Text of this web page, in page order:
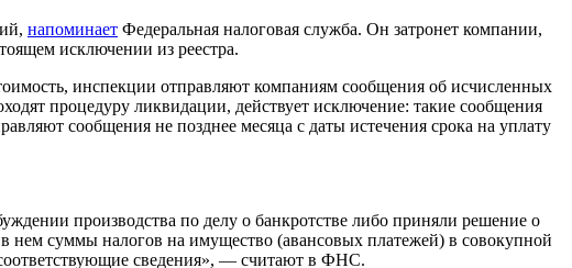
напоминает Федеральная налоговая служба. Он затронет компании,
исключении из реестра.
инспекции отправляют компаниям сообщения об исчисленных
процедуру ликвидации, действует исключение: такие сообщения
сообщения не позднее месяца с даты истечения срока на уплату
производства по делу о банкротстве либо приняли решение о
нем суммы налогов на имущество (авансовых платежей) в совокупной
сведения», — считают в ФНС.